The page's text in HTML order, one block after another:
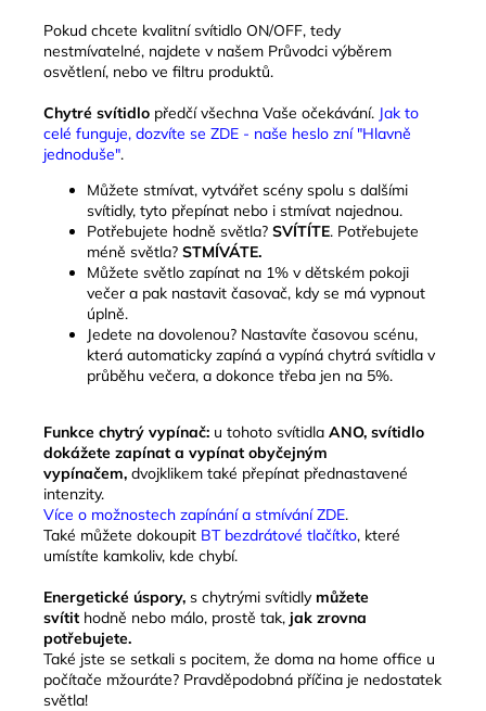
Pokud chcete kvalitní svítidlo ON/OFF, tedy
nestmívatelné, najdete v našem Průvodci výběrem
osvětlení, nebo ve filtru produktů.
Chytré svítidlo předčí všechna Vaše očekávání. Jak to
celé funguje, dozvíte se ZDE - naše heslo zní "Hlavně
jednoduše".
Můžete stmívat, vytvářet scény spolu s dalšími
svítidly, tyto přepínat nebo i stmívat najednou.
Potřebujete hodně světla? SVÍTÍTE. Potřebujete
méně světla? STMÍVÁTE.
Můžete světlo zapínat na 1% v dětském pokoji
večer a pak nastavit časovač, kdy se má vypnout
úplně.
Jedete na dovolenou? Nastavíte časovou scénu,
která automaticky zapíná a vypíná chytrá svítidla v
průběhu večera, a dokonce třeba jen na 5%.
Funkce chytrý vypínač: u tohoto svítidla ANO, svítidlo
dokážete zapínat a vypínat obyčejným
vypínačem, dvojklikem také přepínat přednastavené
intenzity.
Více o možnostech zapínání a stmívání ZDE.
Také můžete dokoupit BT bezdrátové tlačítko, které
umístíte kamkoliv, kde chybí.
Energetické úspory, s chytrými svítidly můžete
svítit hodně nebo málo, prostě tak, jak zrovna
potřebujete.
Také jste se setkali s pocitem, že doma na home office u
počítače mžouráte? Pravděpodobná příčina je nedostatek
světla!